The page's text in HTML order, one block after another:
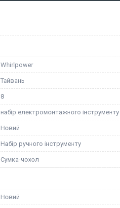
Whirlpower
Тайвань
8
набір електромонтажного інструменту
Новий
Набір ручного інструменту
Сумка-чохол
Новий